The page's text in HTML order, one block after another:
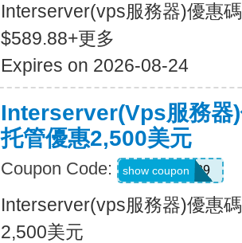
Interserver(vps服務器)優惠
$589.88+更多
Expires on 2026-08-24
Interserver(vps服務器
托管優惠2,500美元
Coupon Code: CLOUD89
show coupon
Interserver(vps服務器)優惠
2,500美元